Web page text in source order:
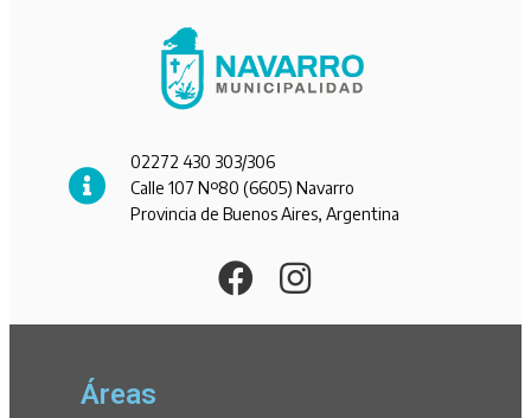
02272 430 303/306
Calle 107 Nº80 (6605) Navarro
Provincia de Buenos Aires, Argentina
Áreas